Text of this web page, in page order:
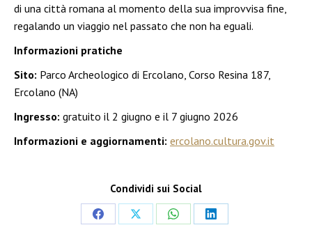
di una città romana al momento della sua improvvisa fine,
regalando un viaggio nel passato che non ha eguali.
Informazioni pratiche
Sito: Parco Archeologico di Ercolano, Corso Resina 187,
Ercolano (NA)
Ingresso: gratuito il 2 giugno e il 7 giugno 2026
Informazioni e aggiornamenti: ercolano.cultura.gov.it
Condividi sui Social
CondividiCondividiCondividiCondividi